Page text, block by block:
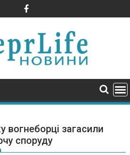
загасили
споруду